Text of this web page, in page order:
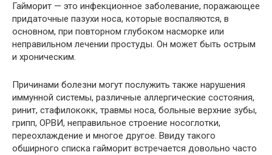
Гайморит — это инфекционное заболевание, поражающее
придаточные пазухи носа, которые воспаляются, в
основном, при повторном глубоком насморке или
неправильном лечении простуды. Он может быть острым
и хроническим.
Причинами болезни могут послужить также нарушения
иммунной системы, различные аллергические состояния,
ринит, стафилококк, травмы носа, больные верхние зубы,
грипп, ОРВИ, неправильное строение носоглотки,
переохлаждение и многое другое. Ввиду такого
обширного списка гайморит встречается довольно часто